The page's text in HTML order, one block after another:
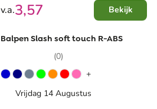
v.a.3,57 Bekijk
Balpen Slash soft touch R-ABS
(0)
+
Vrijdag 14 Augustus